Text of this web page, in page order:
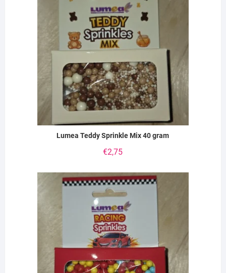
Lumea Teddy Sprinkle Mix 40 gram
€2,75